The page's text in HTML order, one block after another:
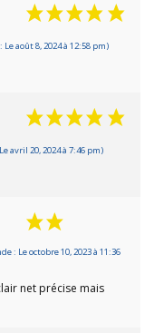
août 8, 2024 à 12:58 pm)
avril 20, 2024 à 7:46 pm)
: Le octobre 10, 2023 à 11:36
net précise mais